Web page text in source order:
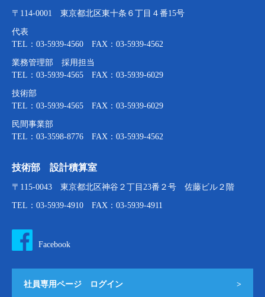
〒114-0001 東京都北区東十条６丁目４番15号
代表
TEL：03-5939-4560 FAX：03-5939-4562
業務管理部 採用担当
TEL：03-5939-4565 FAX：03-5939-6029
技術部
TEL：03-5939-4565 FAX：03-5939-6029
民間事業部
TEL：03-3598-8776 FAX：03-5939-4562
技術部 設計積算室
〒115-0043 東京都北区神谷２丁目23番２号 佐藤ビル２階
TEL：03-5939-4910 FAX：03-5939-4911
Facebook
社員専用ページ ログイン >